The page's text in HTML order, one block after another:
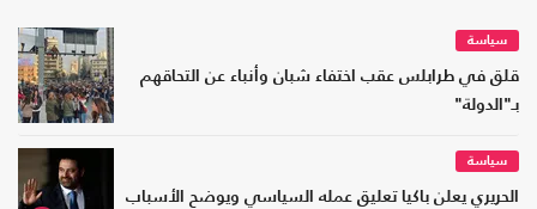
سياسة
قلق في طرابلس عقب اختفاء شبان وأنباء عن التحاقهم
بـ"الدولة"
سياسة
الحريري يعلن باكيا تعليق عمله السياسي ويوضح الأسباب